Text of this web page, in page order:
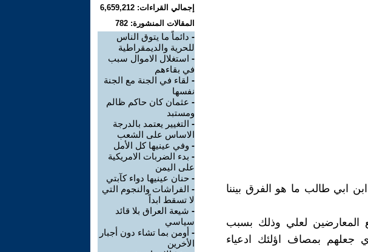
ابي طالب ما هو الفرق بيننا
المعارضين لعلي وذلك بسبب
جعلهم بمصاف اؤلئك ادعياء
إجمالي القراءات: 6,659,212
المقالات المنشورة: 782
- دائماً ما يتوق الناس
للحرية والديمقراطية
- استغلال الاموال سبب
في بقاءهم
- لقاء في الجنة مع الجنة
نفسها
- عثمان كان حاكم ظالم
ومستبد
- التغيير يعتمد بالدرجة
الاساس على الشعب
- وفي عينيها كل الأمل
- بدء الضربات الامريكية
على اليمن
- حنان عينيها دواء كآبتي
- الفراشات والنجوم التي
لا تسقط ابداً
- شيعة العراق بلا قائد
سياسي
- أومن بما تشاء دون أجبار
الأخرين